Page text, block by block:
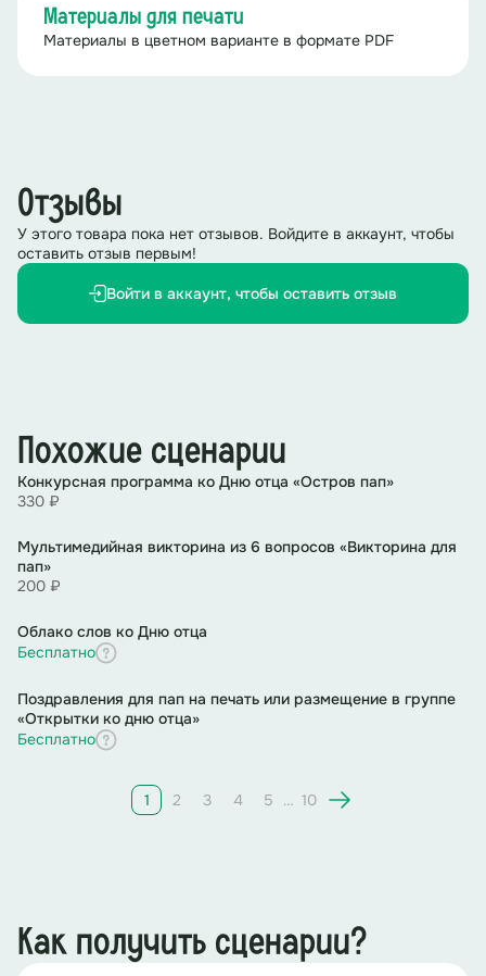
Материалы для печати
Материалы в цветном варианте в формате PDF
Отзывы
У этого товара пока нет отзывов. Войдите в аккаунт, чтобы
оставить отзыв первым!
Войти в аккаунт, чтобы оставить отзыв
Похожие сценарии
Конкурсная программа ко Дню отца «Остров пап»
330 ₽
Мультимедийная викторина из 6 вопросов «Викторина для
пап»
200 ₽
Облако слов ко Дню отца
Бесплатно
Поздравления для пап на печать или размещение в группе
«Открытки ко дню отца»
Бесплатно
1 2 3 4 5 … 10
Как получить сценарии?